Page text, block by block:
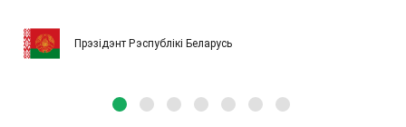
Прэзідэнт Рэспублікі Беларусь